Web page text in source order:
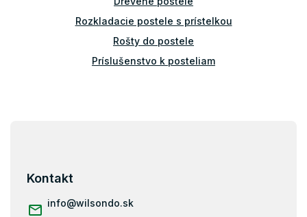
s
u
Rozkladacie postele s prístelkou
Rošty do postele
Príslušenstvo k posteliam
Kontakt
info@wilsondo.sk